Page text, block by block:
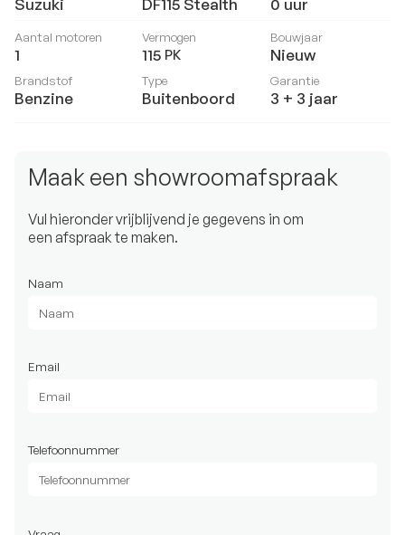
Aantal motoren
1
Vermogen
115 PK
Bouwjaar
Nieuw
Brandstof
Benzine
Type
Buitenboord
Garantie
3 + 3 jaar
Maak een showroomafspraak
Vul hieronder vrijblijvend je gegevens in om
een afspraak te maken.
Naam
Email
Telefoonnummer